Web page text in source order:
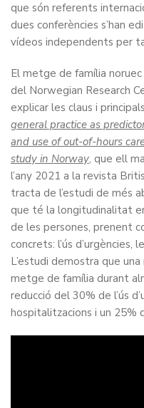
que són referents
dues conferències s’han
vídeos independents per
El metge de família noruec
del Norwegian Research
explicar les claus i
general practice as
and use of out-of-hours
study in Norway, que ell
l’any 2021 a la revista
tracta de l’estudi de més
que té la longitudinalitat
de les persones, prenent
concrets: l’ús
L’estudi demostra que
metge de família durant
reducció del 30% de l’ús
hospitalitzacions i un 25%